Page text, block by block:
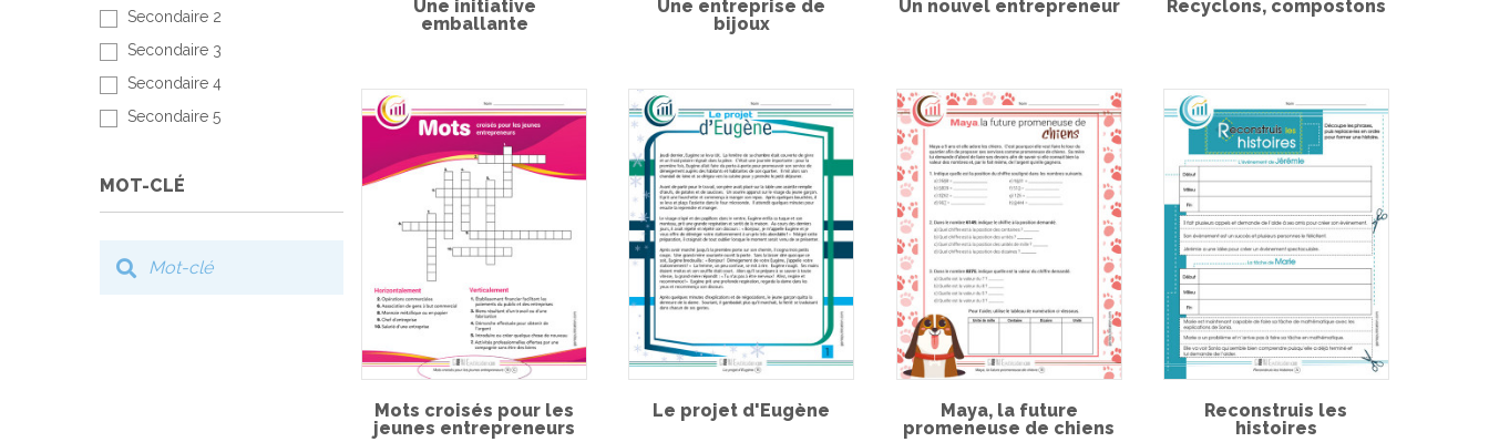
Secondaire 2
Secondaire 3
Secondaire 4
Secondaire 5
MOT-CLÉ
Une initiative
emballante
Une entreprise de
bijoux
Un nouvel entrepreneur Recyclons, compostons
Mots croisés pour les
jeunes entrepreneurs
Le projet d'Eugène
Maya, la future
promeneuse de chiens
Reconstruis les
histoires